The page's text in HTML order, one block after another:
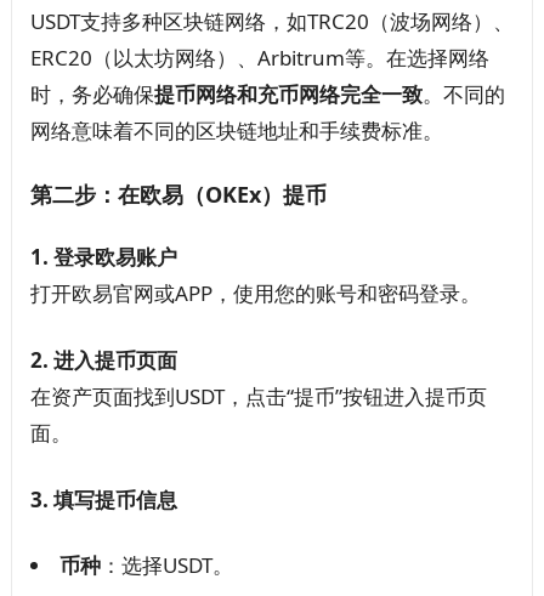
USDT支持多种区块链网络，如TRC20（波场网络）、
ERC20（以太坊网络）、Arbitrum等。在选择网络
时，务必确保提币网络和充币网络完全一致。不同的
网络意味着不同的区块链地址和手续费标准。
第二步：在欧易（OKEx）提币
1. 登录欧易账户
打开欧易官网或APP，使用您的账号和密码登录。
2. 进入提币页面
在资产页面找到USDT，点击“提币”按钮进入提币页
面。
3. 填写提币信息
币种：选择USDT。